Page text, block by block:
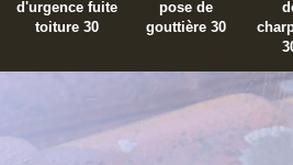
d'urgence fuite
toiture 30
pose de
gouttière 30